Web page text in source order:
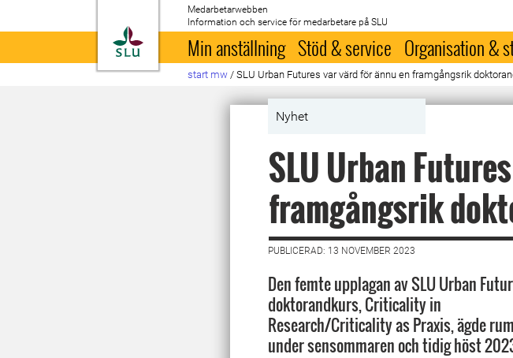
Till startsida
Medarbetarwebben
Information och service för medarbetare på SLU
Min anställning Stöd & service Organisation &
start mw / SLU Urban Futures var värd för ännu en framgångsrik
Nyhet
SLU Urban
framgångsrik
PUBLICERAD: 13 NOVEMBER 2023
Den femte upplagan av SLU Urban
doktorandkurs, Criticality in
Research/Criticality as Praxis, ägde rum
under sensommaren och tidig höst